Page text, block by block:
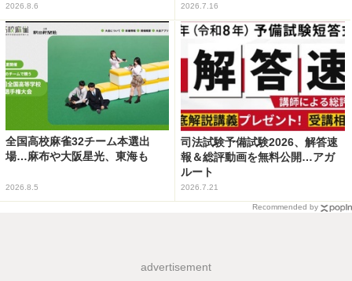
2026.8.6 2026.7.16
全国高校麻雀32チーム本選出
場…麻布や大阪星光、東海も
2026.8.5
司法試験予備試験2026、解答速
報＆総評動画を無料公開…アガ
ルート
2026.7.21
Recommended by
advertisement